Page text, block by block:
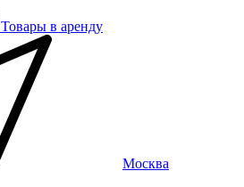
Товары в аренду
Москва